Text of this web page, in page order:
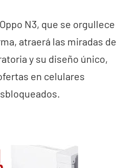
N3, que se orgullece
atraerá las miradas de
y su diseño único,
en celulares